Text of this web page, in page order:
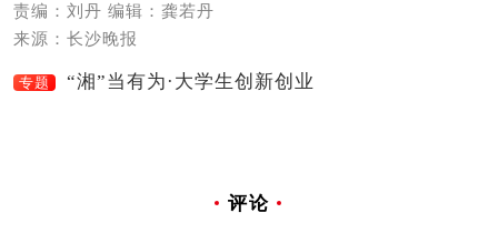
责编：刘丹 编辑：龚若丹
来源：长沙晚报
专题 “湘”当有为·大学生创新创业
评论